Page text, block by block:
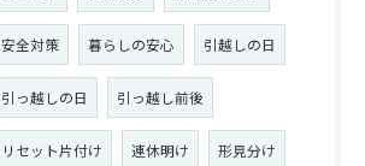
安全対策 暮らしの安心 引越しの日
引っ越しの日 引っ越し前後
リセット片付け 連休明け 形見分け